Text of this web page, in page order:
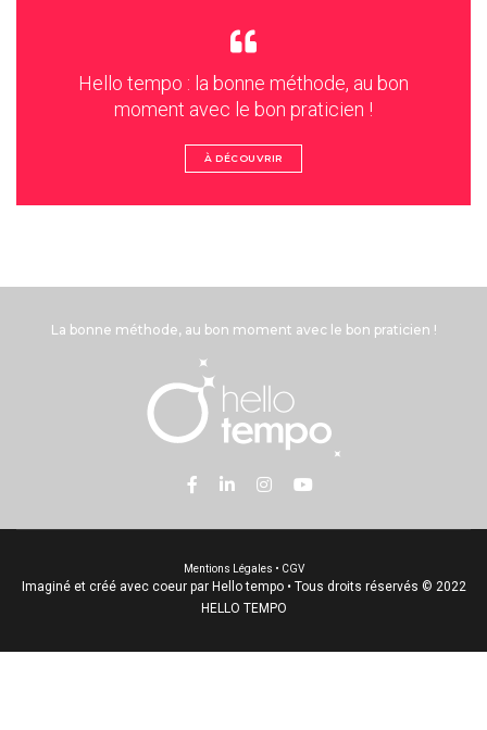
Hello tempo : la bonne méthode, au bon
moment avec le bon praticien !
À DÉCOUVRIR
La bonne méthode, au bon moment avec le bon praticien !
Mentions Légales • CGV
Imaginé et créé avec coeur par Hello tempo • Tous droits réservés © 2022
HELLO TEMPO